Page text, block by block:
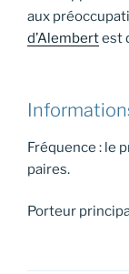
aux
d’Alembertest
Fréquence : le
paires.
Porteur